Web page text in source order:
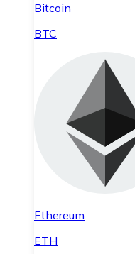
Bitcoin
BTC
Ethereum
ETH